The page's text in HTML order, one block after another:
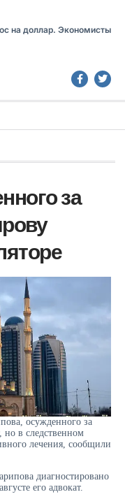
на доллар. Экономисты
за
осужденного за
но в следственном
лечения, сообщили
диагностировано
его адвокат.